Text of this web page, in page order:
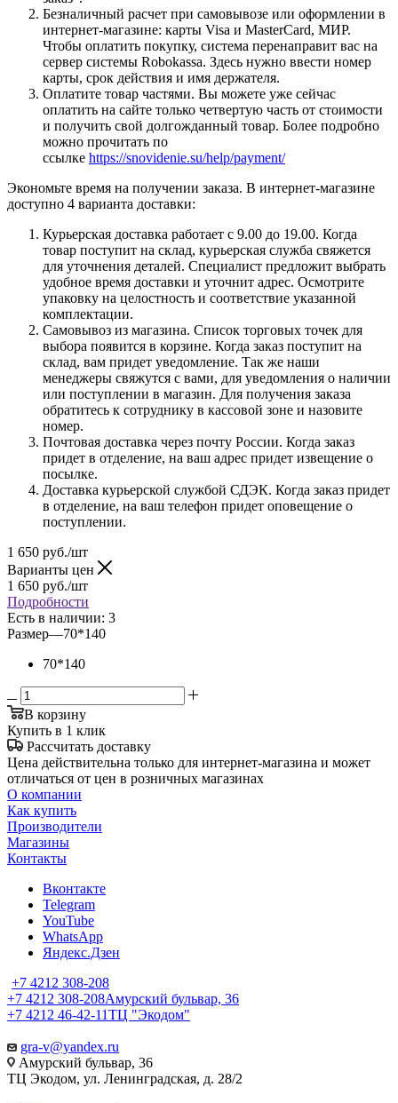
Безналичный расчет при самовывозе или оформлении в
интернет-магазине: карты Visa и MasterCard, МИР.
Чтобы оплатить покупку, система перенаправит вас на
сервер системы Robokassa. Здесь нужно ввести номер
карты, срок действия и имя держателя.
Оплатите товар частями. Вы можете уже сейчас
оплатить на сайте только четвертую часть от стоимости
и получить свой долгожданный товар. Более подробно
можно прочитать по
ссылке https://snovidenie.su/help/payment/
Экономьте время на получении заказа. В интернет-магазине
доступно 4 варианта доставки:
Курьерская доставка работает с 9.00 до 19.00. Когда
товар поступит на склад, курьерская служба свяжется
для уточнения деталей. Специалист предложит выбрать
удобное время доставки и уточнит адрес. Осмотрите
упаковку на целостность и соответствие указанной
комплектации.
Самовывоз из магазина. Список торговых точек для
выбора появится в корзине. Когда заказ поступит на
склад, вам придет уведомление. Так же наши
менеджеры свяжутся с вами, для уведомления о наличии
или поступлении в магазин. Для получения заказа
обратитесь к сотруднику в кассовой зоне и назовите
номер.
Почтовая доставка через почту России. Когда заказ
придет в отделение, на ваш адрес придет извещение о
посылке.
Доставка курьерской службой СДЭК. Когда заказ придет
в отделение, на ваш телефон придет оповещение о
поступлении.
1 650 руб./шт
Варианты цен
1 650 руб./шт
Подробности
Есть в наличии: 3
Размер—70*140
70*140
В корзину
Купить в 1 клик
Рассчитать доставку
Цена действительна только для интернет-магазина и может
отличаться от цен в розничных магазинах
О компании
Как купить
Производители
Магазины
Контакты
Вконтакте
Telegram
YouTube
WhatsApp
Яндекс.Дзен
+7 4212 308-208
+7 4212 308-208Амурский бульвар, 36
+7 4212 46-42-11ТЦ "Экодом"
gra-v@yandex.ru
Амурский бульвар, 36
ТЦ Экодом, ул. Ленинградская, д. 28/2